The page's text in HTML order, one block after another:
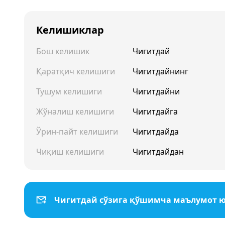
Келишиклар
Бош келишик
Чигитдай
Қаратқич келишиги
Чигитдайнинг
Тушум келишиги
Чигитдайни
Жўналиш келишиги
Чигитдайга
Ўрин-пайт келишиги
Чигитдайда
Чиқиш келишиги
Чигитдайдан
Чигитдай сўзига қўшимча маълумот